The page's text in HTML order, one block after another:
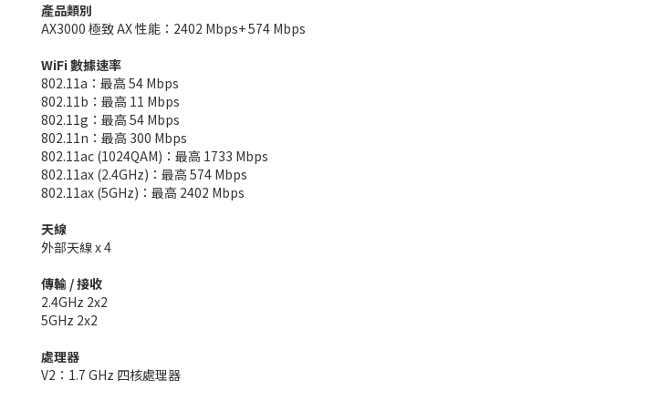
產品類別
AX3000 極致 AX 性能：2402 Mbps+ 574 Mbps
WiFi 數據速率
802.11a：最高 54 Mbps
802.11b：最高 11 Mbps
802.11g：最高 54 Mbps
802.11n：最高 300 Mbps
802.11ac (1024QAM)：最高 1733 Mbps
802.11ax (2.4GHz)：最高 574 Mbps
802.11ax (5GHz)：最高 2402 Mbps
天線
外部天線 x 4
傳輸 / 接收
2.4GHz 2x2
5GHz 2x2
處理器
V2：1.7 GHz 四核處理器